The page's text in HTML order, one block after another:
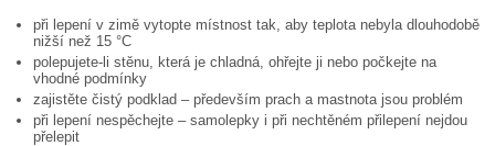
při lepení v zimě vytopte místnost tak, aby teplota nebyla dlouhodobě
nižší než 15 °C
polepujete-li stěnu, která je chladná, ohřejte ji nebo počkejte na
vhodné podmínky
zajistěte čistý podklad – především prach a mastnota jsou problém
při lepení nespěchejte – samolepky i při nechtěném přilepení nejdou
přelepit